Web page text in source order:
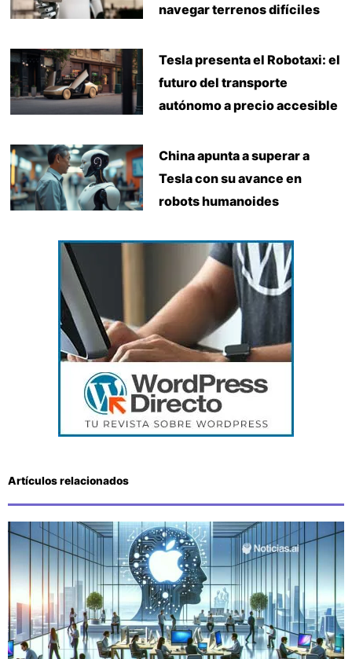
navegar terrenos difíciles
Tesla presenta el Robotaxi: el
futuro del transporte
autónomo a precio accesible
China apunta a superar a
Tesla con su avance en
robots humanoides
Artículos relacionados